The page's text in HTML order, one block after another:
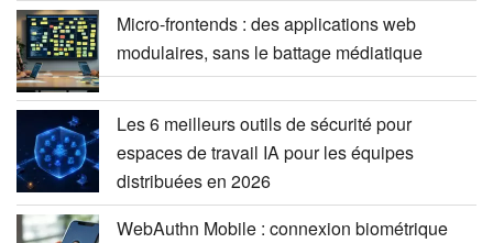
Micro-frontends : des applications web
modulaires, sans le battage médiatique
Les 6 meilleurs outils de sécurité pour
espaces de travail IA pour les équipes
distribuées en 2026
WebAuthn Mobile : connexion biométrique